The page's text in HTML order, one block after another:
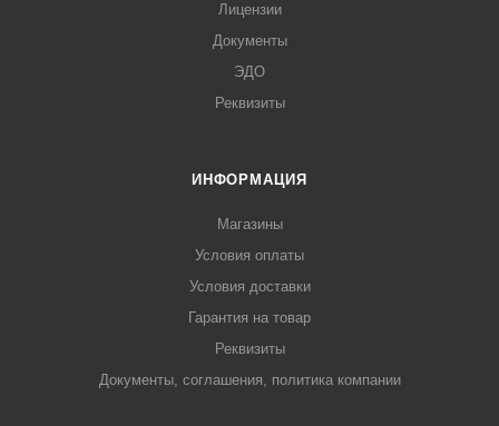
Лицензии
Документы
ЭДО
Реквизиты
ИНФОРМАЦИЯ
Магазины
Условия оплаты
Условия доставки
Гарантия на товар
Реквизиты
Документы, соглашения, политика компании